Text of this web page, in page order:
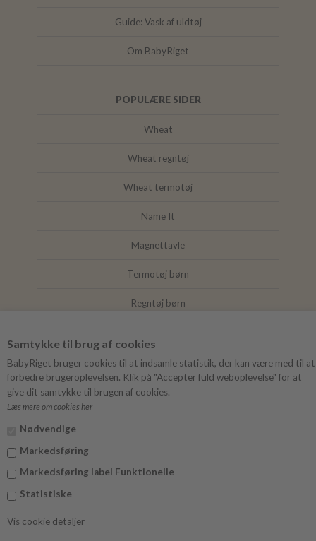
Samtykke til brug af cookies
BabyRiget bruger cookies til at indsamle statistik, der kan være med til at
forbedre brugeroplevelsen. Klik på "Accepter fuld weboplevelse" for at
give dit samtykke til brugen af cookies.
Læs mere om cookies her
Nødvendige
Markedsføring
Markedsføring label Funktionelle
Statistiske
Vis cookie detaljer
Guide: Vask af uldtøj
Om BabyRiget
POPULÆRE SIDER
Wheat
Wheat regntøj
Wheat termotøj
Name It
Magnettavle
Termotøj børn
Regntøj børn
Mushie
Facebook